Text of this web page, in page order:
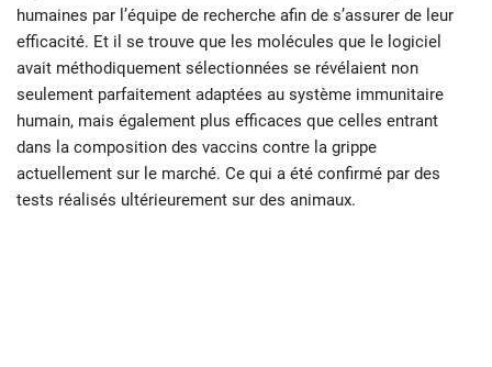
humaines par l’équipe de recherche afin de s’assurer de leur
efficacité. Et il se trouve que les molécules que le logiciel
avait méthodiquement sélectionnées se révélaient non
seulement parfaitement adaptées au système immunitaire
humain, mais également plus efficaces que celles entrant
dans la composition des vaccins contre la grippe
actuellement sur le marché. Ce qui a été confirmé par des
tests réalisés ultérieurement sur des animaux.